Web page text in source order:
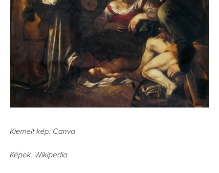
Kiemelt kép: Canva
Képek: Wikipedia